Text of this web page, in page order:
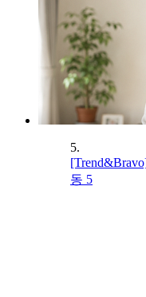
5.
동 5